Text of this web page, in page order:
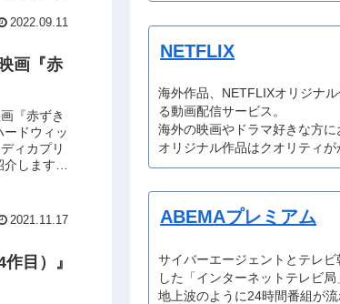
2022.09.11
画『赤
『赤ずき
ドウィッ
ィカプリ
します。
2021.11.17
目）』
NETFLIX
海外作品、NETFLIXオリジナ
る動画配信サービス。
海外の映画やドラマ好きな方に
オリジナル作品はクオリティが
ABEMAプレミアム
サイバーエージェントとテレ
した「インターネットテレビ局
地上波のように24時間番組が